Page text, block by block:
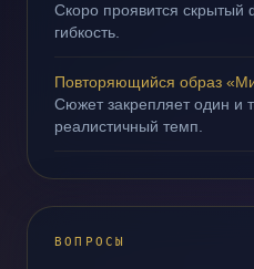
Скоро проявится скрытый
гибкость.
Повторяющийся образ
Сюжет закрепляет один и
реалистичный темп.
ВОПРОСЫ